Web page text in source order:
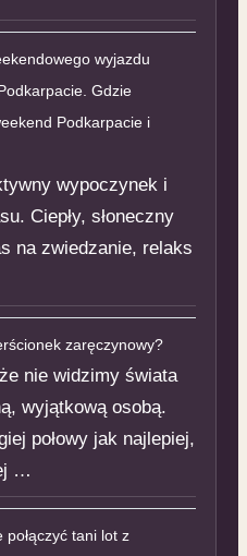
wyjazdu
Gdzie
Podkarpacie i
wypoczynek i
Ciepły, słoneczny
na zwiedzanie, relaks
zaręczynowy?
nie widzimy świata
wyjątkową osobą.
połowy jak najlepiej,
…
połączyć tani lot z